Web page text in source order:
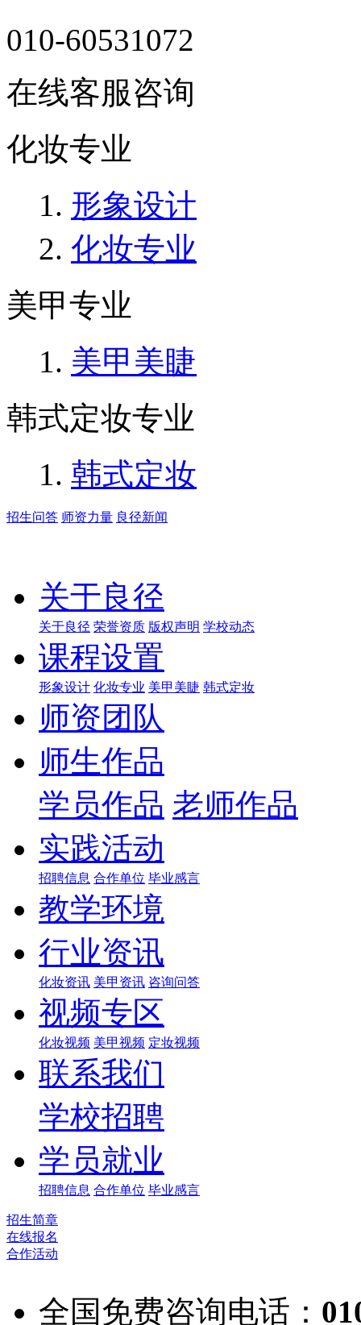
010-60531072
在线客服咨询
化妆专业
形象设计
化妆专业
美甲专业
美甲美睫
韩式定妆专业
韩式定妆
招生问答 师资力量 良径新闻
关于良径
关于良径 荣誉资质 版权声明 学校动态
课程设置
形象设计 化妆专业 美甲美睫 韩式定妆
师资团队
师生作品
学员作品 老师作品
实践活动
招聘信息 合作单位 毕业感言
教学环境
行业资讯
化妆资讯 美甲资讯 咨询问答
视频专区
化妆视频 美甲视频 定妆视频
联系我们
学校招聘
学员就业
招聘信息 合作单位 毕业感言
招生简章
在线报名
合作活动
全国免费咨询电话：